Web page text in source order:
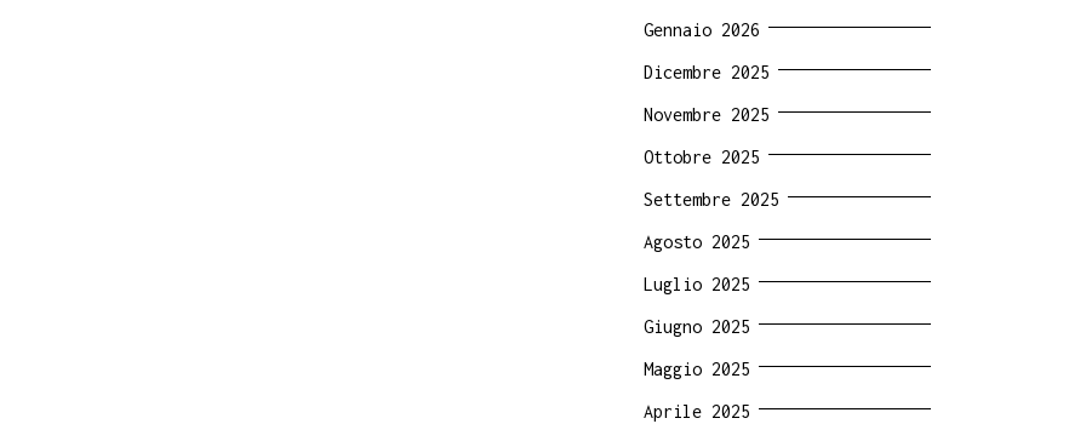
Gennaio 2026
Dicembre 2025
Novembre 2025
Ottobre 2025
Settembre 2025
Agosto 2025
Luglio 2025
Giugno 2025
Maggio 2025
Aprile 2025